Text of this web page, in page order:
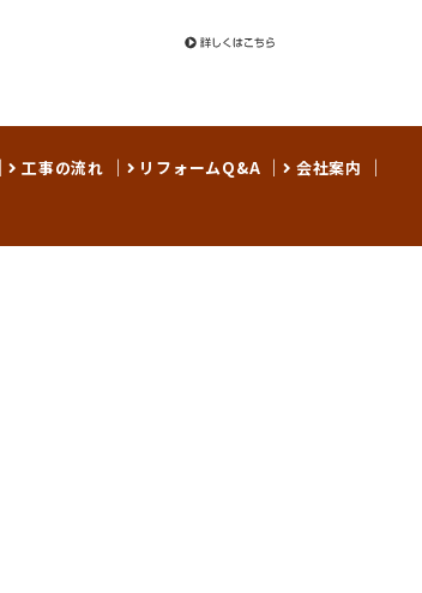
工事の流れ リフォームQ&A
会社案内